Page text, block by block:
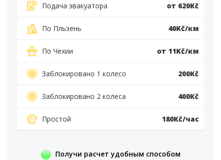
Подача эвакуатора от 620Kč
По Пльзень 40Kč/км
По Чехии от 11Kč/км
Заблокировано 1 колесо 200Kč
Заблокировано 2 колеса 400Kč
Простой 180Kč/час
Получи расчет удобным способом